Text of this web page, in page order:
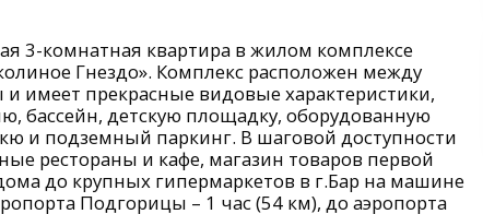
3-комнатная квартира в жилом комплексе
Гнездо». Комплекс расположен между
имеет прекрасные видовые характеристики,
бассейн, детскую площадку, оборудованную
и подземный паркинг. В шаговой доступности
рестораны и кафе, магазин товаров первой
до крупных гипермаркетов в г.Бар на машине
Подгорицы – 1 час (54 км), до аэропорта